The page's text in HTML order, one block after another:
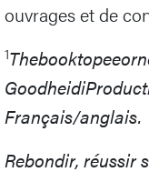
ouvrages et de
1
Français/anglais.
Rebondir, réussir